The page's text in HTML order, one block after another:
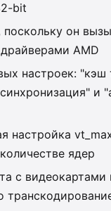
bit
поскольку он
AMD
настроек: "кэш
и
настройка
ядер
с